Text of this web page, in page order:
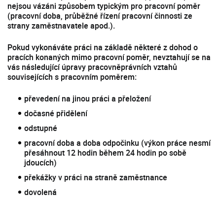
nejsou vázáni způsobem typickým pro pracovní poměr
(pracovní doba, průběžné řízení pracovní činnosti ze
strany zaměstnavatele apod.).
Pokud vykonáváte práci na základě některé z dohod o
pracích konaných mimo pracovní poměr, nevztahují se na
vás následující úpravy pracovněprávních vztahů
souvisejících s pracovním poměrem:
převedení na jinou práci a přeložení
dočasné přidělení
odstupné
pracovní doba a doba odpočinku (výkon práce nesmí
přesáhnout 12 hodin během 24 hodin po sobě
jdoucích)
překážky v práci na straně zaměstnance
dovolená